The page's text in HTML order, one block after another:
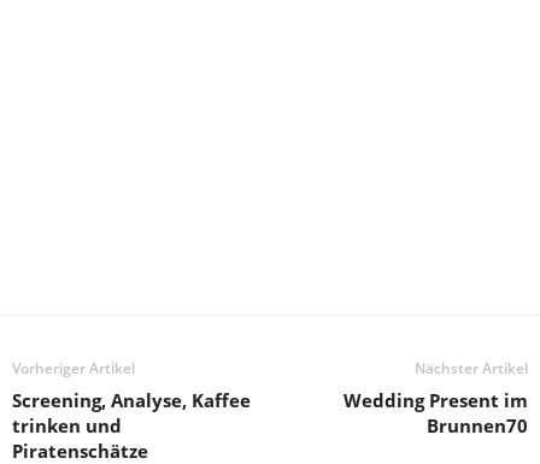
Vorheriger Artikel
Screening, Analyse, Kaffee
trinken und
Piratenschätze
Nächster Artikel
Wedding Pre​sent im
Brunnen​70